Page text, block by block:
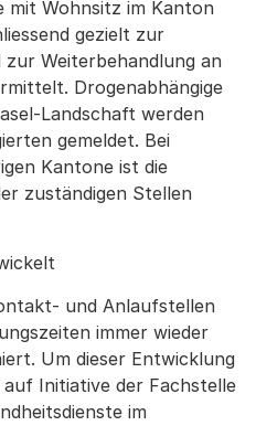
mit Wohnsitz im Kanton
gezielt zur
Weiterbehandlung an
Drogenabhängige
Landschaft werden
gemeldet. Bei
Kantone ist die
zuständigen Stellen
und Anlaufstellen
immer wieder
Um dieser Entwicklung
Initiative der Fachstelle
im